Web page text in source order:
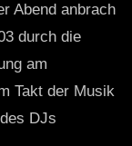
Abend anbrach
durch die
am
Takt der Musik
DJs